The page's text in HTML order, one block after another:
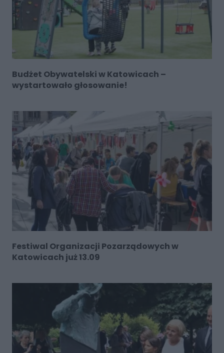
Budżet Obywatelski w Katowicach –
wystartowało głosowanie!
Festiwal Organizacji Pozarządowych w
Katowicach już 13.09